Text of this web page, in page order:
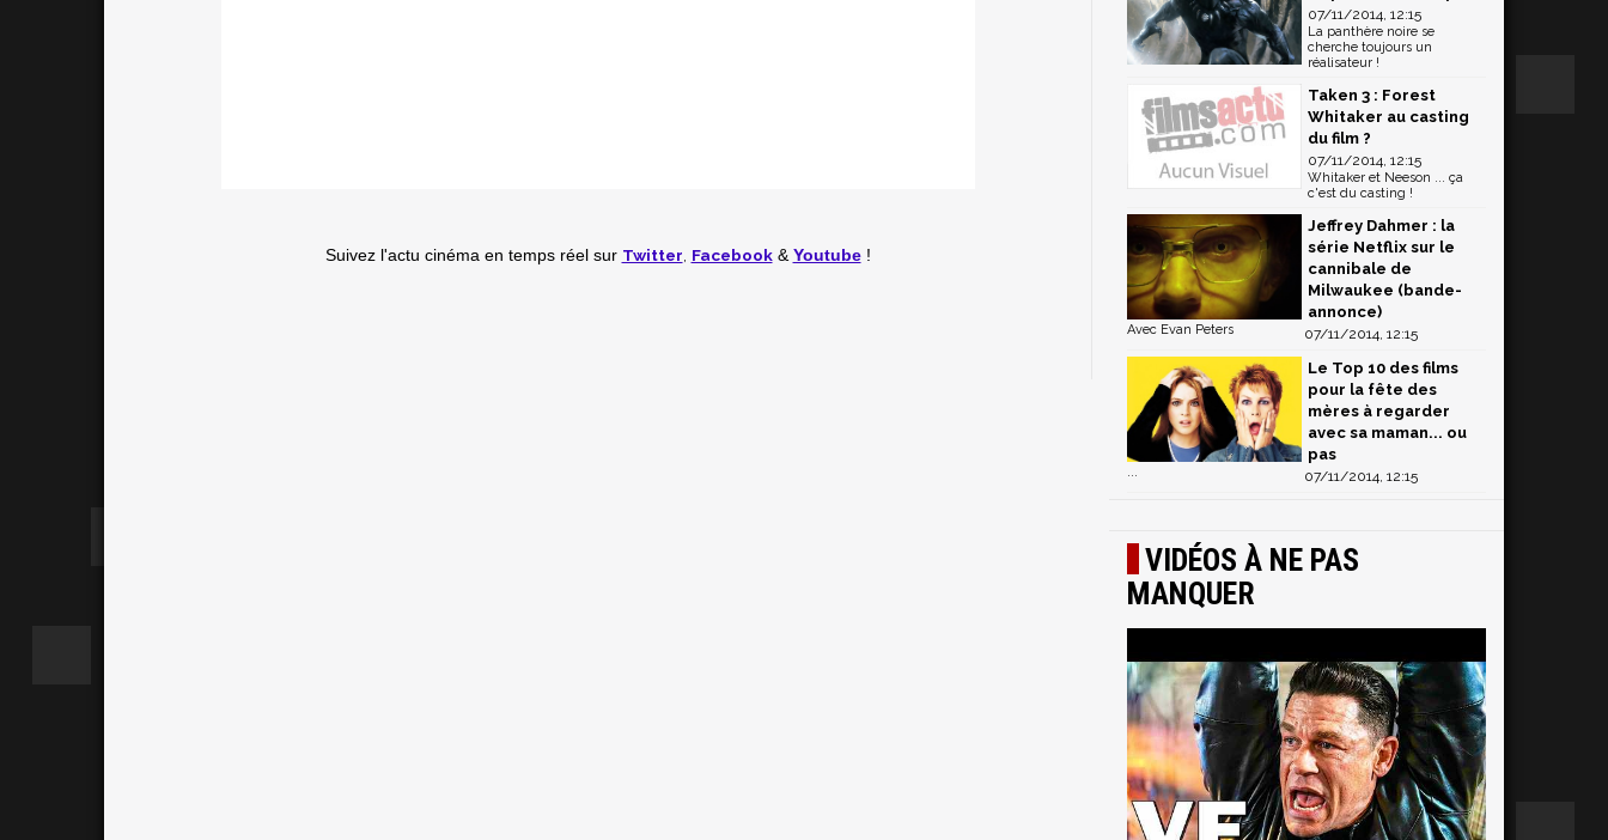
Suivez l'actu cinéma en temps réel sur Twitter Facebook& Youtube!
07/11/2014, 12:15
La panthère noire se
cherche toujours un
réalisateur !
Taken 3 : Forest
Whitaker au casting
du film ?
07/11/2014, 12:15
Whitaker et Neeson ... ça
c'est du casting !
Jeffrey Dahmer : la
série Netflix sur le
cannibale de
Milwaukee (bande-
annonce)
07/11/2014, 12:15
Avec Evan Peters
Le Top 10 des films
pour la fête des
mères à regarder
avec sa maman... ou
pas
07/11/2014, 12:15
...
VIDÉOS À NE PAS
MANQUER